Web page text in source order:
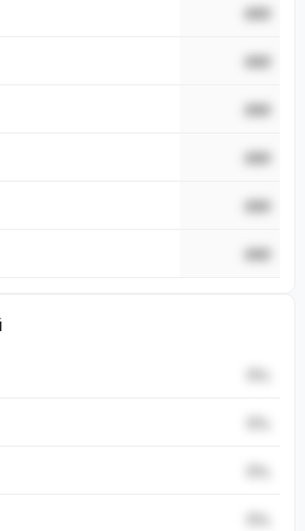
###
###
###
###
###
###
0%
0%
0%
0%